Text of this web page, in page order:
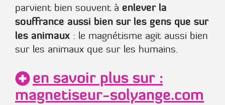
parvient bien souvent à enlever la
souffrance aussi bien sur les gens que sur
les animaux : le magnétisme agit aussi bien
sur les animaux que sur les humains.
en savoir plus sur :
magnetiseur-solyange.com